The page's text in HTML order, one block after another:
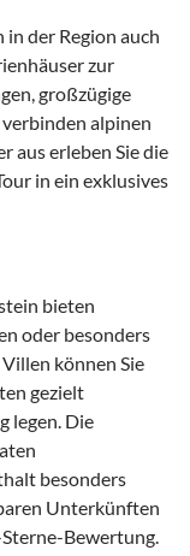
der Region auch
zur
großzügige
alpinen
aus erleben Sie die
in ein exklusives
bieten
oder besonders
können Sie
gezielt
legen. Die
besonders
Unterkünften
Bewertung.